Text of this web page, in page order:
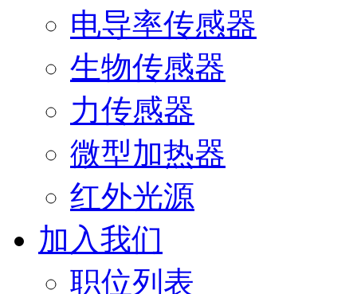
电导率传感器
生物传感器
力传感器
微型加热器
红外光源
加入我们
职位列表